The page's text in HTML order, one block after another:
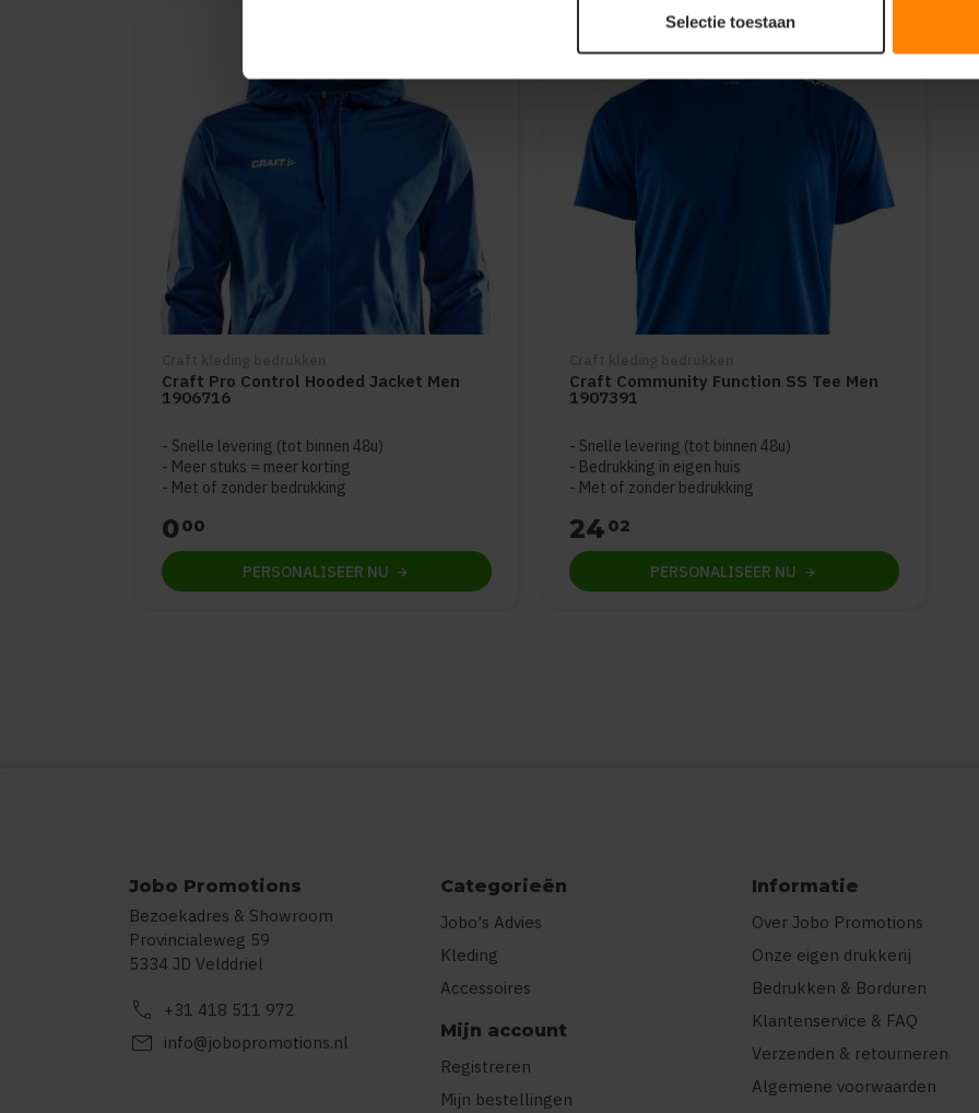
Selectie toestaan
Craft Pro Control Hooded Jacket Men
1906716
Snelle levering (tot binnen 48u)
Meer stuks = meer korting
Met of zonder bedrukking
000
PERSONALISEER NU
Craft Community Function SS Tee Men
1907391
Snelle levering (tot binnen 48u)
Bedrukking in eigen huis
Met of zonder bedrukking
24 02
PERSONALISEER NU
Jobo Promotions
Bezoekadres & Showroom
Provincialeweg 59
5334 JD Velddriel
call +31 418 511 972
mail info@jobopromotions.nl
Categorieën
Jobo's Advies
Kleding
Accessoires
Mijn account
Registreren
Mijn bestellingen
Informatie
Over Jobo Promotions
Onze eigen drukkerij
Bedrukken & Borduren
Klantenservice & FAQ
Verzenden & retourneren
Algemene voorwaarden